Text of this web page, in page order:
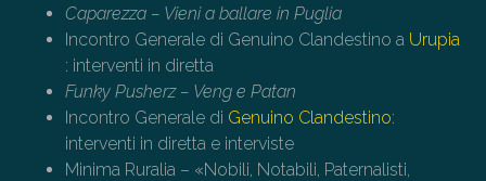
Caparezza – Vieni a ballare in Puglia
Incontro Generale di Genuino Clandestino a Urupia
: interventi in diretta
Funky Pusherz – Veng e Patan
Incontro Generale di Genuino Clandestino:
interventi in diretta e interviste
Minima Ruralia – «Nobili, Notabili, Paternalisti,